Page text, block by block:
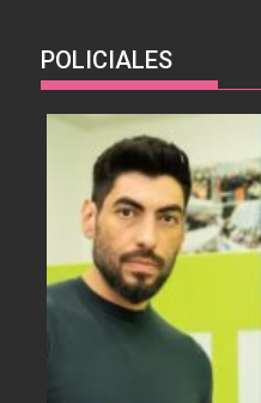
POLICIALES